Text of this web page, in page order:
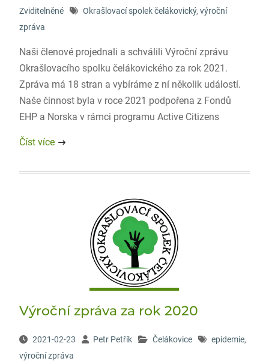
Zviditelněné
Okrašlovací spolek čelákovický, výroční
zpráva
Naši členové projednali a schválili Výroční zprávu
Okrašlovacího spolku čelákovického za rok 2021.
Zpráva má 18 stran a vybíráme z ní několik událostí.
Naše činnost byla v roce 2021 podpořena z Fondů
EHP a Norska v rámci programu Active Citizens
Číst více
Výroční zpráva za rok 2020
2021-02-23 Petr Petřík Čelákovice epidemie,
výroční zpráva